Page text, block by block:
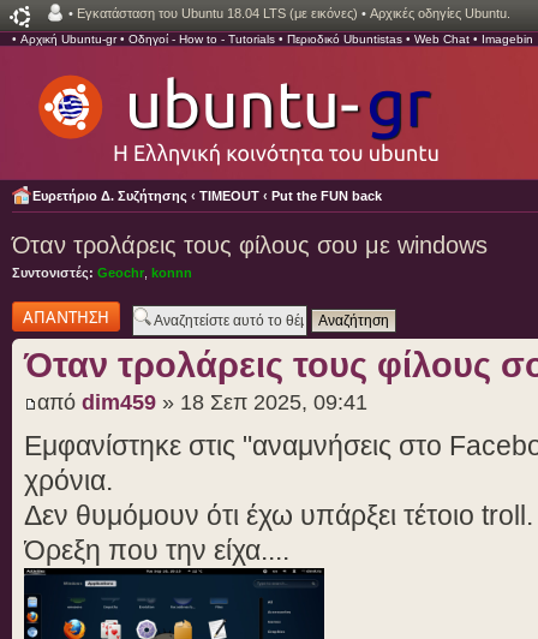
• Εγκατάσταση του Ubuntu 18.04 LTS (με εικόνες) • Αρχικές οδηγίες Ubuntu.
• Αρχική Ubuntu-gr• Οδηγοί - How to - Tutorials • Περιοδικό Ubuntistas • Web Chat • Imagebin
Ευρετήριο Δ. Συζήτησης ‹ TIMEOUT ‹ Put the FUN back
Όταν τρολάρεις τους φίλους σου με windows
Συντονιστές: Geochr konnn
Δημιουργία
απάντησης
Όταν τρολάρεις τους φίλους
από dim459 » 18 Σεπ 2025, 09:41
Εμφανίστηκε στις "αναμνήσεις στο
χρόνια.
Δεν θυμόμουν ότι έχω υπάρξει τέτοιο troll.
Όρεξη που την είχα....